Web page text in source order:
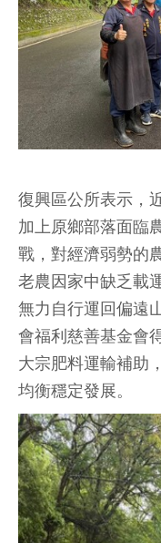
復興區公所表示，
加上原鄉部落面臨
戰，對經濟弱勢的
老農因家中缺乏載
無力自行運回偏遠
會福利慈善基金會
大宗肥料運輸補助
均衡穩定發展。